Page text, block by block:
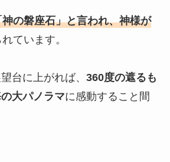
の磐座石」と言われ、神様が
ています。
台に上がれば、 360度の遮るも
大パノラマに感動すること間